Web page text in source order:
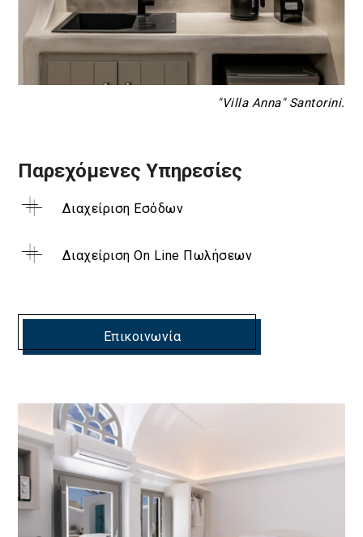
"Villa Anna" Santorini.
Παρεχόμενες Υπηρεσίες
Διαχείριση Εσόδων
Διαχείριση On Line Πωλήσεων
Επικοινωνία